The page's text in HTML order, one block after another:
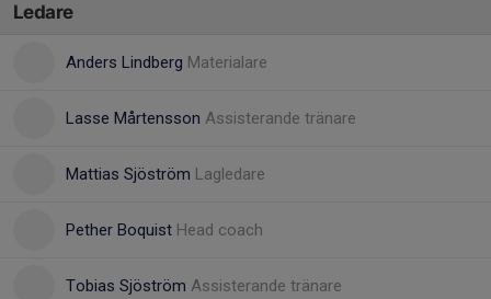
Ledare
Anders Lindberg Materialare
Lasse Mårtensson Assisterande tränare
Mattias Sjöström Lagledare
Pether Boquist Head coach
Tobias Sjöström Assisterande tränare